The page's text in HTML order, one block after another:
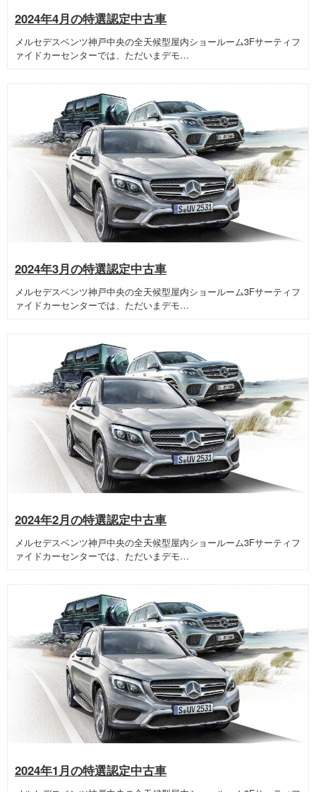
2024年4月の特選認定中古車
メルセデスベンツ神戸中央の全天候型屋内ショールーム3Fサーティフ
ァイドカーセンターでは、ただいまデモ…
2024年3月の特選認定中古車
メルセデスベンツ神戸中央の全天候型屋内ショールーム3Fサーティフ
ァイドカーセンターでは、ただいまデモ…
2024年2月の特選認定中古車
メルセデスベンツ神戸中央の全天候型屋内ショールーム3Fサーティフ
ァイドカーセンターでは、ただいまデモ…
2024年1月の特選認定中古車